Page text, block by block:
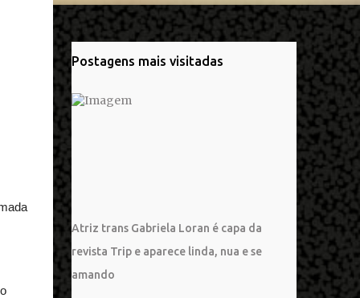
Postagens mais visitadas
Atriz trans Gabriela Loran é capa da
revista Trip e aparece linda, nua e se
amando